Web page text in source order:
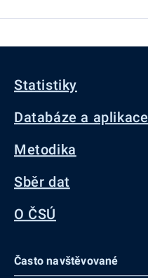
Statistiky
Databáze a aplikace
Metodika
Sběr dat
O ČSÚ
Často navštěvované